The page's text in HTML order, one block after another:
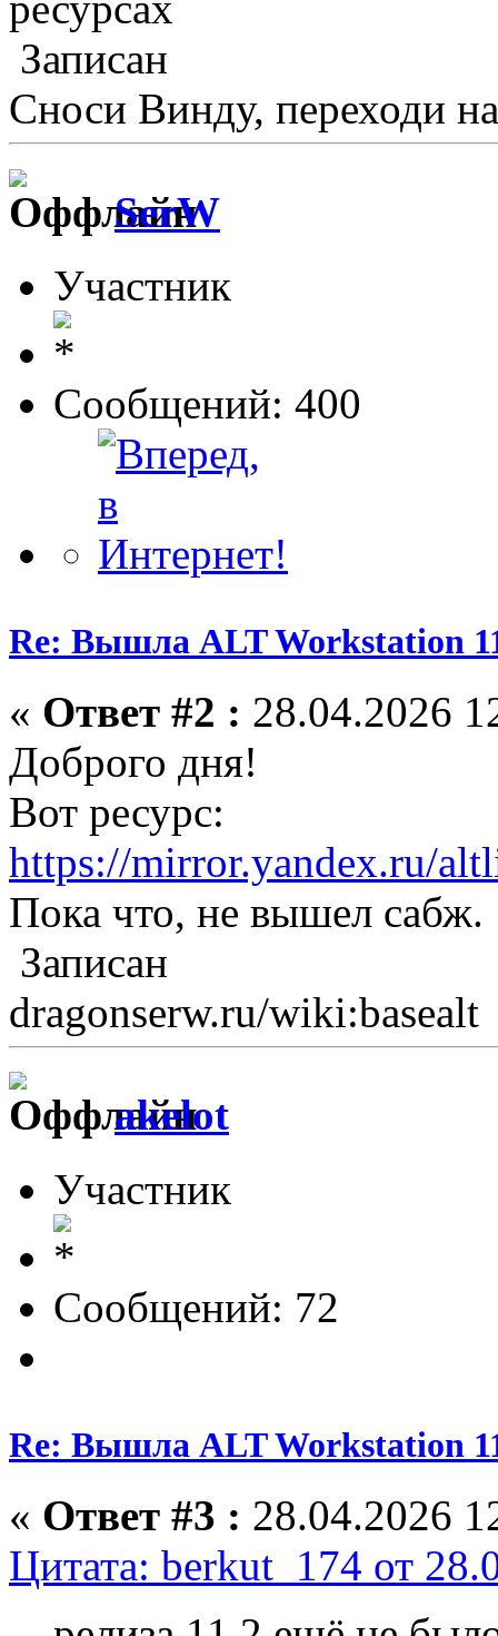
Записан
Сноси Винду, переходи
SerW
Участник
Сообщений: 400
Re: Вышла ALT Workstation
« Ответ #2 : 28.04.2026
Доброго дня!
Вот ресурс:
https://mirror.yandex.ru/
Пока что, не вышел сабж.
Записан
dragonserw.ru/wiki:basealt
akelot
Участник
Сообщений: 72
Re: Вышла ALT Workstation
« Ответ #3 : 28.04.2026
Цитата: berkut_174 от